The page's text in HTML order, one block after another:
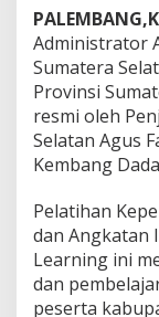
Administrator
Sumatera
Provinsi
resmi oleh
Selatan Agus
Kembang
Pelatihan
dan Angkatan
Learning ini
dan
peserta